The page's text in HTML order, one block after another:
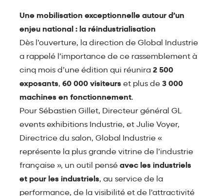
Une mobilisation exceptionnelle autour d’un
enjeu national : la réindustrialisation
Dès l’ouverture, la direction de Global Industrie
a rappelé l’importance de ce rassemblement à
cinq mois d’une édition qui réunira 2 500
exposants, 60 000 visiteurs et plus de 3 000
machines en fonctionnement.
Pour Sébastien Gillet, Directeur général GL
events exhibitions Industrie, et Julie Voyer,
Directrice du salon, Global Industrie «
représente la plus grande vitrine de l’industrie
française », un outil pensé avec les industriels
et pour les industriels, au service de la
performance, de la visibilité et de l’attractivité